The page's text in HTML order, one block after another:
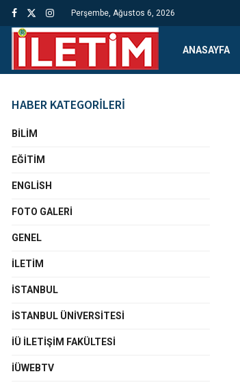
Perşembe, Ağustos 6, 2026
ANASAYFA
HABER KATEGORİLERİ
BILIM
EĞITIM
ENGLISH
FOTO GALERI
GENEL
İLETIM
İSTANBUL
İSTANBUL ÜNIVERSITESI
İÜ İLETIŞIM FAKÜLTESI
İÜWEBTV